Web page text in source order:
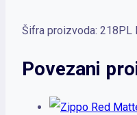
Šifra proizvoda: 218PL
Povezani